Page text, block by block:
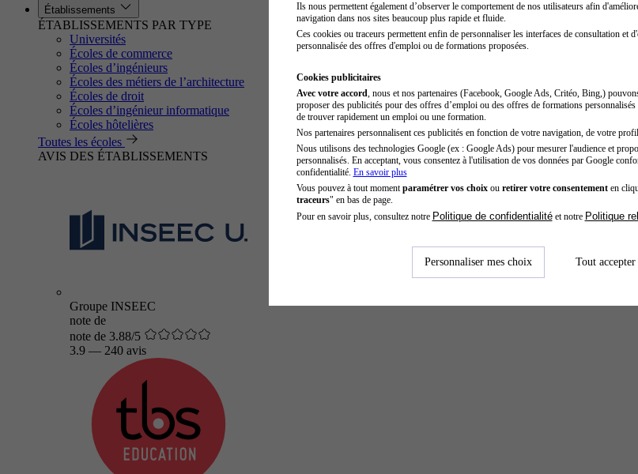
Établissements
ÉTABLISSEMENTS PAR TYPE
Universités
Écoles de commerce
Écoles d’ingénieurs
Écoles des métiers de l’architecture
Écoles de droit
Écoles d’ingénieur informatique
Écoles hôtelières
Toutes les écoles
AVIS DES ÉTABLISSEMENTS
Groupe INSEEC
note de
note de 3.88/5
3.9 — 240 avis
Ils nous permettent également d’observer le comportement de nos utilisateurs afin
navigation dans nos sites beaucoup plus rapide et fluide.
Ces cookies ou traceurs permettent enfin de personnaliser les interfaces de consultation et
personnalisée des offres d'emploi ou de formations proposées.
Cookies publicitaires
Avec votre accord , nous et nos partenaires (Facebook, Google Ads, Critéo, Bing,)
proposer des publicités pour des offres d’emploi ou des offres de formations
de trouver rapidement un emploi ou une formation.
Nos partenaires personnalisent ces publicités en fonction de votre navigation, de votre profil
Nous utilisons des technologies Google (ex : Google Ads) pour mesurer l'audience et
personnalisés. En acceptant, vous consentez à l'utilisation de vos données par Google
confidentialité. En savoir plus
Vous pouvez à tout moment paramétrer vos choixou retirer votre consentementen
traceurs" en bas de page.
Pour en savoir plus, consultez notre Politique de confidentialitéet notre Politique
Personnaliser mes choix Tout accepter